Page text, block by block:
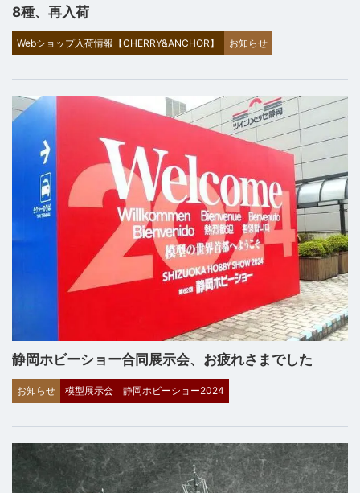
8種、再入荷
Webショップ入荷情報【CHERRY&ANCHOR】 お知らせ
静岡ホビーショー合同展示会、お疲れさまでした
お知らせ 模型展示会 静岡ホビーショー2024